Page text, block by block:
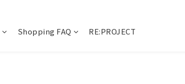
Shopping FAQ RE:PROJECT